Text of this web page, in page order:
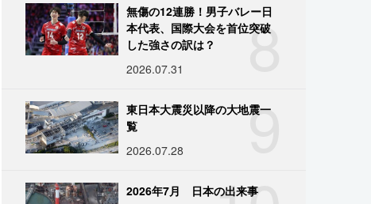
8
無傷の12連勝！男子バレー日
本代表、国際大会を首位突破
した強さの訳は？
2026.07.31
9
東日本大震災以降の大地震一
覧
2026.07.28
2026年7月 日本の出来事